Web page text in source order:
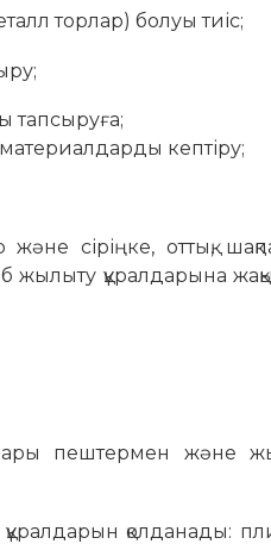
торлар) болуы тиіс;
тапсыруға;
кептіру;
сіріңке, оттық,
жылыту құралдарына
пештермен және
қолданады: